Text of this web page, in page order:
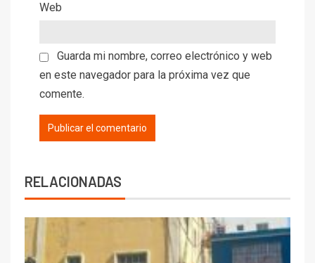
Web
Guarda mi nombre, correo electrónico y web
en este navegador para la próxima vez que
comente.
RELACIONADAS